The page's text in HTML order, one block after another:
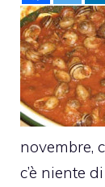
novembre,
c’è niente